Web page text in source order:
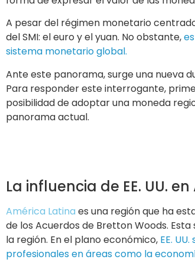
A pesar del régimen monetario
del SMI: el euro y el yuan. No obstante,
sistema monetario global.
Ante este panorama, surge una nueva
Para responder este interrogante,
posibilidad de adoptar una moneda
panorama actual.
La influencia de EE. UU.
América Latina es una región que ha
de los Acuerdos de Bretton Woods.
la región. En el plano económico, EE.
profesionales en áreas como la